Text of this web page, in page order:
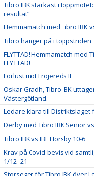
Tibro IBK starkast i
resultat”
Hemmamatch med Tibro IBK
Tibro hänger på i toppstriden
FLYTTAD! Hemmamatch med
FLYTTAD!
Förlust mot Fröjereds IF
Oskar Gradh, Tibro IBK
Västergötland.
Ledare klara till Distriktslaget
Derby med Tibro IBK Senior
Tibro IBK vs IBF Horsby 10-6
Krav på Covid-bevis vid
1/12 -21
Storseger för Tibro IBK över